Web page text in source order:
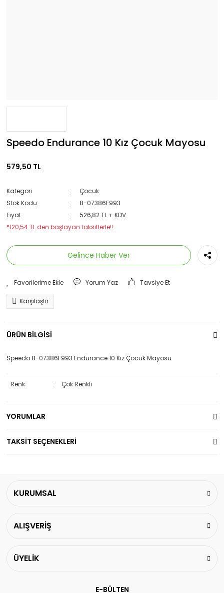
Speedo Endurance 10 Kız Çocuk Mayosu
579,50 TL
Kategori
Çocuk
Stok Kodu
8-07386F993
Fiyat
526,82 TL + KDV
*120,54 TL den başlayan taksitlerle!!
Gelince Haber Ver
Yorum Yaz Tavsiye Et
Karşılaştır
ÜRÜN BİLGİSİ
Speedo 8-07386F993 Endurance 10 Kız Çocuk Mayosu
Renk : Çok Renkli
YORUMLAR
TAKSİT SEÇENEKLERİ
KURUMSAL
ALIŞVERİŞ
ÜYELİK
E-BÜLTEN